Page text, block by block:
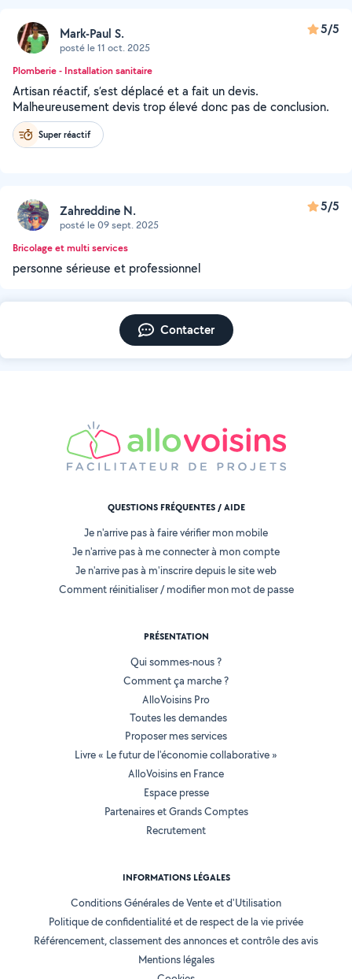
Mark-Paul S.
posté le 11 oct. 2025
5/5
Plomberie - Installation sanitaire
Artisan réactif, s’est déplacé et a fait un devis.
Malheureusement devis trop élevé donc pas de conclusion.
Super réactif
Zahreddine N.
posté le 09 sept. 2025
5/5
Bricolage et multi services
personne sérieuse et professionnel
Contacter
QUESTIONS FRÉQUENTES / AIDE
Je n'arrive pas à faire vérifier mon mobile
Je n'arrive pas à me connecter à mon compte
Je n'arrive pas à m'inscrire depuis le site web
Comment réinitialiser / modifier mon mot de passe
PRÉSENTATION
Qui sommes-nous ?
Comment ça marche ?
AlloVoisins Pro
Toutes les demandes
Proposer mes services
Livre « Le futur de l'économie collaborative »
AlloVoisins en France
Espace presse
Partenaires et Grands Comptes
Recrutement
INFORMATIONS LÉGALES
Conditions Générales de Vente et d'Utilisation
Politique de confidentialité et de respect de la vie privée
Référencement, classement des annonces et contrôle des avis
Mentions légales